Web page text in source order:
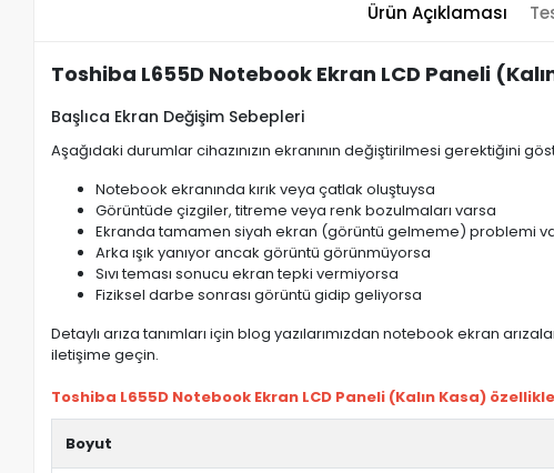
Ürün Açıklaması
Toshiba L655D Notebook Ekran LCD Paneli
Başlıca Ekran Değişim Sebepleri
Aşağıdaki durumlar cihazınızın ekranının değiştirilmesi gerektiğini
Notebook ekranında kırık veya çatlak oluştuysa
Görüntüde çizgiler, titreme veya renk bozulmaları varsa
Ekranda tamamen siyah ekran (görüntü gelmeme) problemi
Arka ışık yanıyor ancak görüntü görünmüyorsa
Sıvı teması sonucu ekran tepki vermiyorsa
Fiziksel darbe sonrası görüntü gidip geliyorsa
Detaylı arıza tanımları için blog yazılarımızdan notebook ekran
iletişime geçin.
Toshiba L655D Notebook Ekran LCD Paneli (Kalın Kasa)
Boyut